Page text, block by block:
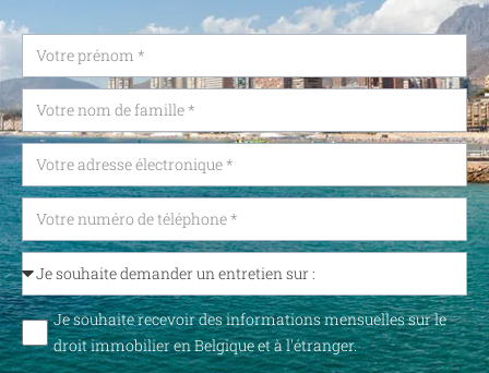
Je souhaite recevoir des informations mensuelles sur le
droit immobilier en Belgique et à l'étranger.